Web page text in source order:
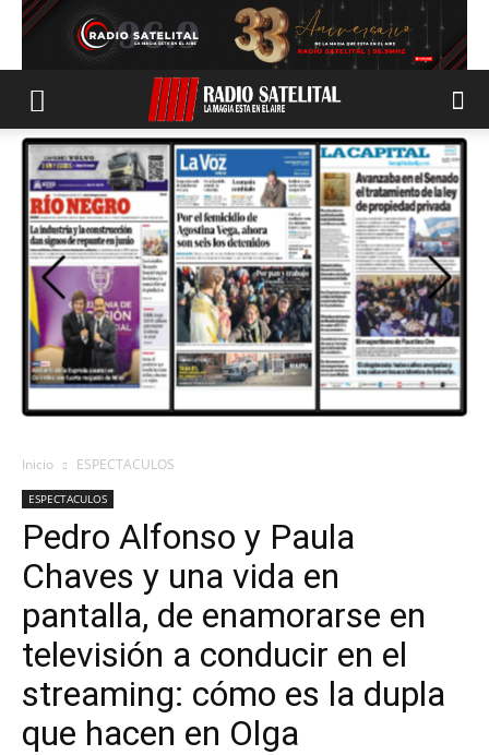
Inicio ESPECTACULOS
ESPECTACULOS
Pedro Alfonso y Paula
Chaves y una vida en
pantalla, de enamorarse en
televisión a conducir en el
streaming: cómo es la dupla
que hacen en Olga